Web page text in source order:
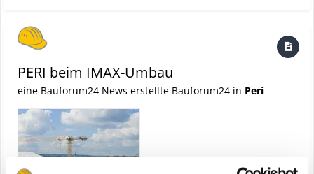
PERI beim IMAX-Umbau
eine Bauforum24 News erstellte Bauforum24 in Peri